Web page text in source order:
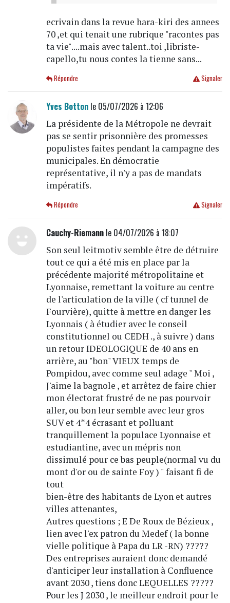
ecrivain dans la revue hara-kiri des annees
70 ,et qui tenait une rubrique "racontes pas
ta vie"....mais avec talent..toi ,libriste-
capello,tu nous contes la tienne sans...
Signaler
Répondre
Yves Bottonle 05/07/2026 à 12:06
La présidente de la Métropole ne devrait
pas se sentir prisonnière des promesses
populistes faites pendant la campagne des
municipales. En démocratie
représentative, il n'y a pas de mandats
impératifs.
Signaler
Répondre
Cauchy-Riemannle 04/07/2026 à 18:07
Son seul leitmotiv semble être de détruire
tout ce qui a été mis en place par la
précédente majorité métropolitaine et
Lyonnaise, remettant la voiture au centre
de l'articulation de la ville ( cf tunnel de
Fourvière), quitte à mettre en danger les
Lyonnais ( à étudier avec le conseil
constitutionnel ou CEDH ., à suivre ) dans
un retour IDEOLOGIQUE de 40 ans en
arrière, au "bon" VIEUX temps de
Pompidou, avec comme seul adage " Moi ,
J'aime la bagnole , et arrêtez de faire chier
mon électorat frustré de ne pas pourvoir
aller, ou bon leur semble avec leur gros
SUV et 4*4 écrasant et polluant
tranquillement la populace Lyonnaise et
estudiantine, avec un mépris non
dissimulé pour ce bas peuple(normal vu du
mont d'or ou de sainte Foy ) " faisant fi de
tout
bien-être des habitants de Lyon et autres
villes attenantes,
Autres questions ; E De Roux de Bézieux ,
lien avec l'ex patron du Medef ( la bonne
vielle politique à Papa du LR -RN) ?????
Des entreprises auraient donc demandé
d'anticiper leur installation à Confluence
avant 2030 , tiens donc LEQUELLES ?????
Pour les J 2030 , le meilleur endroit pour le